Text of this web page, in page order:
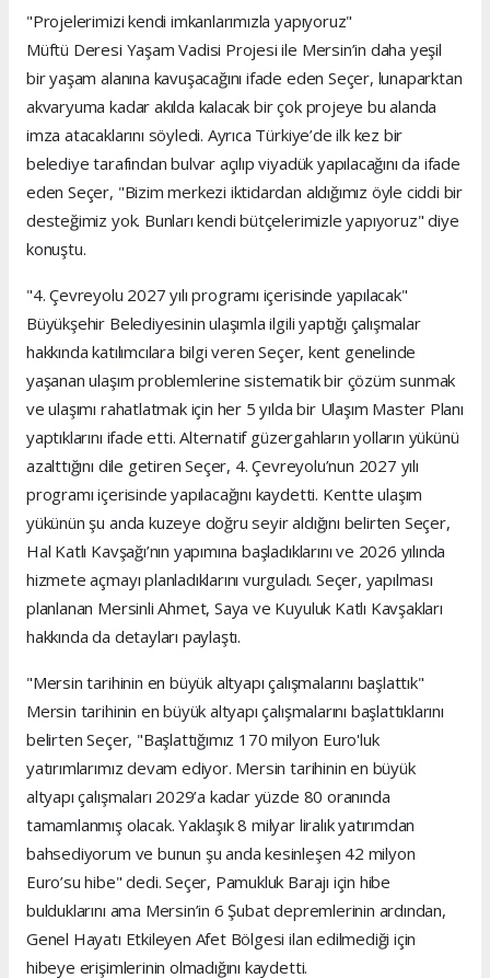
"Projelerimizi kendi imkanlarımızla yapıyoruz"
Müftü Deresi Yaşam Vadisi Projesi ile Mersin’in daha yeşil
bir yaşam alanına kavuşacağını ifade eden Seçer, lunaparktan
akvaryuma kadar akılda kalacak bir çok projeye bu alanda
imza atacaklarını söyledi. Ayrıca Türkiye’de ilk kez bir
belediye tarafından bulvar açılıp viyadük yapılacağını da ifade
eden Seçer, "Bizim merkezi iktidardan aldığımız öyle ciddi bir
desteğimiz yok. Bunları kendi bütçelerimizle yapıyoruz" diye
konuştu.
"4. Çevreyolu 2027 yılı programı içerisinde yapılacak"
Büyükşehir Belediyesinin ulaşımla ilgili yaptığı çalışmalar
hakkında katılımcılara bilgi veren Seçer, kent genelinde
yaşanan ulaşım problemlerine sistematik bir çözüm sunmak
ve ulaşımı rahatlatmak için her 5 yılda bir Ulaşım Master Planı
yaptıklarını ifade etti. Alternatif güzergahların yolların yükünü
azalttığını dile getiren Seçer, 4. Çevreyolu’nun 2027 yılı
programı içerisinde yapılacağını kaydetti. Kentte ulaşım
yükünün şu anda kuzeye doğru seyir aldığını belirten Seçer,
Hal Katlı Kavşağı’nın yapımına başladıklarını ve 2026 yılında
hizmete açmayı planladıklarını vurguladı. Seçer, yapılması
planlanan Mersinli Ahmet, Saya ve Kuyuluk Katlı Kavşakları
hakkında da detayları paylaştı.
"Mersin tarihinin en büyük altyapı çalışmalarını başlattık"
Mersin tarihinin en büyük altyapı çalışmalarını başlattıklarını
belirten Seçer, "Başlattığımız 170 milyon Euro'luk
yatırımlarımız devam ediyor. Mersin tarihinin en büyük
altyapı çalışmaları 2029’a kadar yüzde 80 oranında
tamamlanmış olacak. Yaklaşık 8 milyar liralık yatırımdan
bahsediyorum ve bunun şu anda kesinleşen 42 milyon
Euro’su hibe" dedi. Seçer, Pamukluk Barajı için hibe
bulduklarını ama Mersin’in 6 Şubat depremlerinin ardından,
Genel Hayatı Etkileyen Afet Bölgesi ilan edilmediği için
hibeye erişimlerinin olmadığını kaydetti.